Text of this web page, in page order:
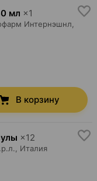
мл ×1
Интернэшнл
В корзину
×12
, Италия